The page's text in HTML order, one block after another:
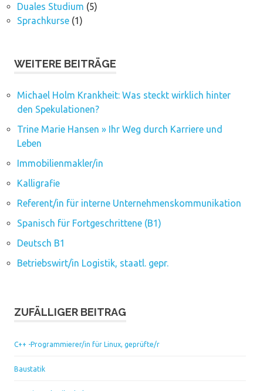
Duales Studium (5)
Sprachkurse(1)
WEITERE BEITRÄGE
Michael Holm Krankheit: Was steckt wirklich hinter
den Spekulationen?
Trine Marie Hansen » Ihr Weg durch Karriere und
Leben
Immobilienmakler/in
Kalligrafie
Referent/in für interne Unternehmenskommunikation
Spanisch für Fortgeschrittene (B1)
Deutsch B1
Betriebswirt/in Logistik, staatl. gepr.
ZUFÄLLIGER BEITRAG
C++ -Programmierer/in für Linux, geprüfte/r
Baustatik